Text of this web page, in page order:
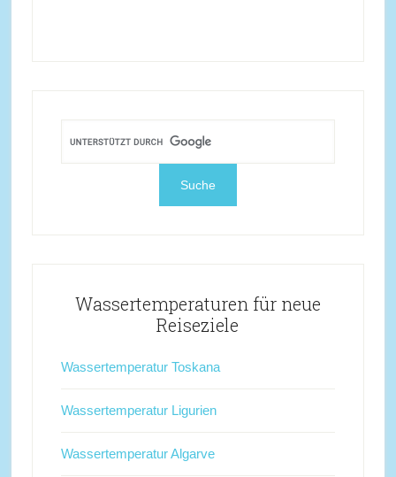
Wassertemperaturen für neue
Reiseziele
Wassertemperatur Toskana
Wassertemperatur Ligurien
Wassertemperatur Algarve